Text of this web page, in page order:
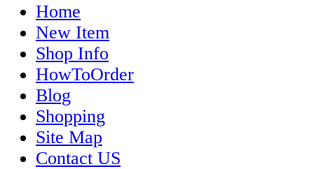
Home
New Item
Shop Info
HowToOrder
Blog
Shopping
Site Map
Contact US